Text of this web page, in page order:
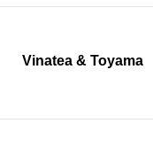
Vinatea & Toyama